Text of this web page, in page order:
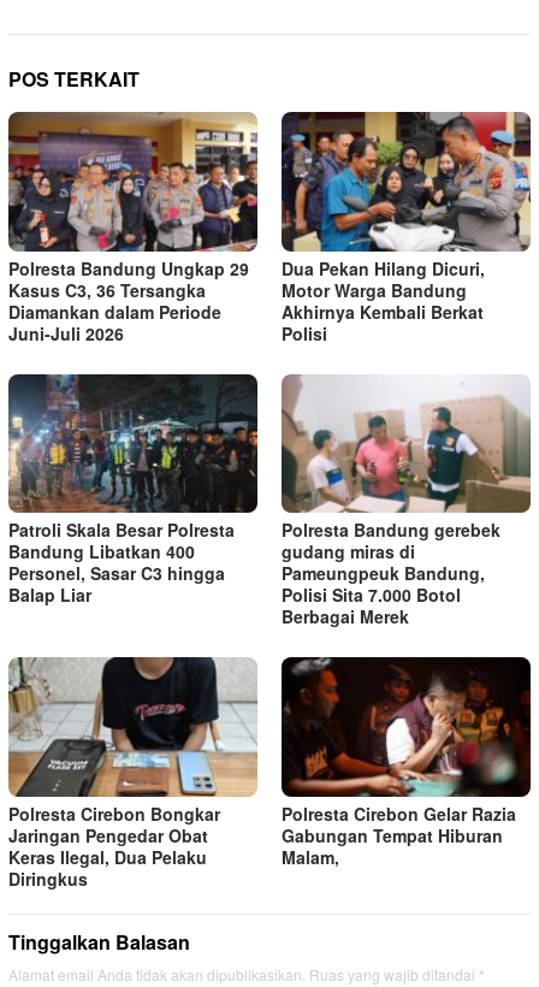
POS TERKAIT
Polresta Bandung Ungkap 29
Kasus C3, 36 Tersangka
Diamankan dalam Periode
Juni-Juli 2026
Dua Pekan Hilang Dicuri,
Motor Warga Bandung
Akhirnya Kembali Berkat
Polisi
Patroli Skala Besar Polresta
Bandung Libatkan 400
Personel, Sasar C3 hingga
Balap Liar
Polresta Bandung gerebek
gudang miras di
Pameungpeuk Bandung,
Polisi Sita 7.000 Botol
Berbagai Merek
Polresta Cirebon Bongkar
Jaringan Pengedar Obat
Keras Ilegal, Dua Pelaku
Diringkus
Polresta Cirebon Gelar Razia
Gabungan Tempat Hiburan
Malam,
Tinggalkan Balasan
Alamat email Anda tidak akan dipublikasikan. Ruas yang wajib ditandai *